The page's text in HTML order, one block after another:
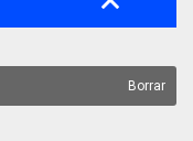
Borrar